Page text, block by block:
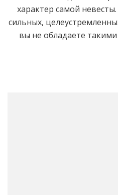
характер самой
сильных,
вы не обладаете